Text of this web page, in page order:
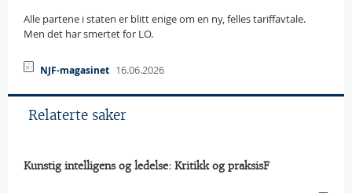
Alle partene i staten er blitt enige om en ny, felles tariffavtale.
Men det har smertet for LO.
NJF-magasinet 16.06.2026
Relaterte saker
Kunstig intelligens og ledelse: Kritikk og praksisF